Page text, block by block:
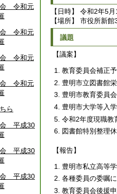
会 令和元
会 令和元
会 令和元
会 令和元
ら
会 平成30
会 平成30
会 平成30
【日時】 令和2年5
【場所】 市役所新
議題
【議案】
教育委員会補正
豊明市立図書館
豊明市教育委員
豊明市大学等入
令和2年度現職教
図書館特別整理
【報告】
豊明市私立高等
各種委員の委嘱
教育委員会後援